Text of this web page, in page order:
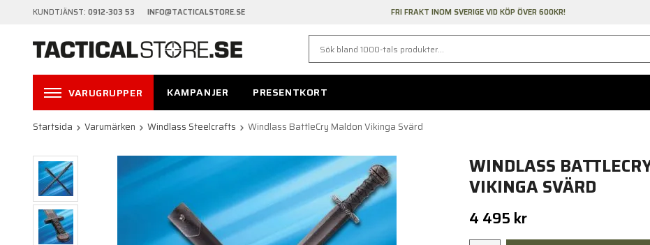
KUNDTJÄNST: 0912-303 53 INFO@TACTICALSTORE.SE FRI FRAKT INOM SVERIGE VID KÖP ÖVER 600KR!
VARUGRUPPER KAMPANJER PRESENTKORT
Startsida Varumärken Windlass Steelcrafts Windlass BattleCry Maldon Vikinga Svärd
WINDLASS
VIKINGA SVÄRD
4 495 kr